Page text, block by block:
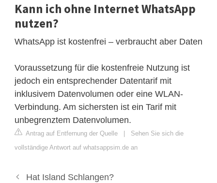
Kann ich ohne Internet WhatsApp
nutzen?
WhatsApp ist kostenfrei – verbraucht aber Daten
Voraussetzung für die kostenfreie Nutzung ist
jedoch ein entsprechender Datentarif mit
inklusivem Datenvolumen oder eine WLAN-
Verbindung. Am sichersten ist ein Tarif mit
unbegrenztem Datenvolumen.
Antrag auf Entfernung der Quelle | Sehen Sie sich die
vollständige Antwort auf whatsappsim.de an
Hat Island Schlangen?